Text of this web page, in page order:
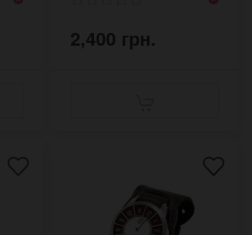
2,400 грн.